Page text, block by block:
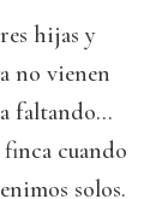
hijas y
no vienen
faltando…
cuando
solos.